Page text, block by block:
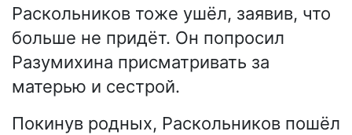
Раскольников тоже ушёл, заявив, что
больше не придёт. Он попросил
Разумихина присматривать за
матерью и сестрой.
Покинув родных, Раскольников пошёл